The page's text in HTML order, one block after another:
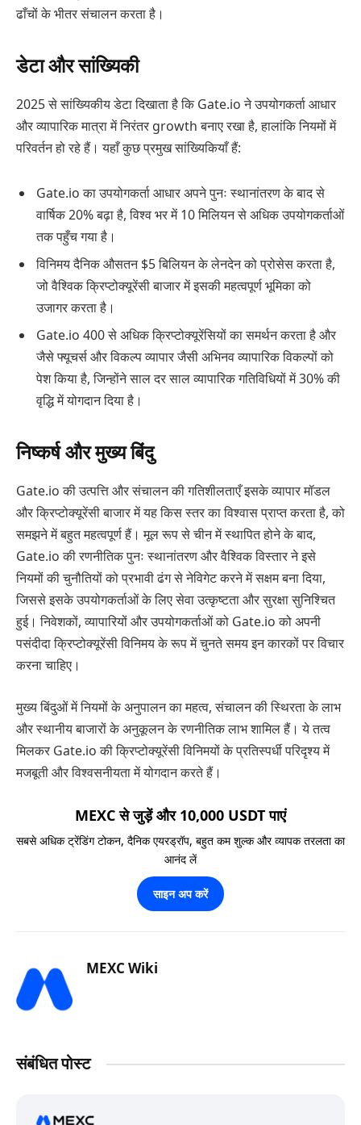
ढाँचों के भीतर संचालन करता है।
डेटा और सांख्यिकी
2025 से सांख्यिकीय डेटा दिखाता है कि Gate.io ने उपयोगकर्ता आधार
और व्यापारिक मात्रा में निरंतर growth बनाए रखा है, हालांकि नियमों में
परिवर्तन हो रहे हैं। यहाँ कुछ प्रमुख सांख्यिकियाँ हैं:
Gate.io का उपयोगकर्ता आधार अपने पुनः स्थानांतरण के बाद से
वार्षिक 20% बढ़ा है, विश्व भर में 10 मिलियन से अधिक उपयोगकर्ताओं
तक पहुँच गया है।
विनिमय दैनिक औसतन $5 बिलियन के लेनदेन को प्रोसेस करता है,
जो वैश्विक क्रिप्टोक्यूरेंसी बाजार में इसकी महत्वपूर्ण भूमिका को
उजागर करता है।
Gate.io 400 से अधिक क्रिप्टोक्यूरेंसियों का समर्थन करता है और
जैसे फ्यूचर्स और विकल्प व्यापार जैसी अभिनव व्यापारिक विकल्पों को
पेश किया है, जिन्होंने साल दर साल व्यापारिक गतिविधियों में 30% की
वृद्धि में योगदान दिया है।
निष्कर्ष और मुख्य बिंदु
Gate.io की उत्पत्ति और संचालन की गतिशीलताएँ इसके व्यापार मॉडल
और क्रिप्टोक्यूरेंसी बाजार में यह किस स्तर का विश्वास प्राप्त करता है, को
समझने में बहुत महत्वपूर्ण हैं। मूल रूप से चीन में स्थापित होने के बाद,
Gate.io की रणनीतिक पुनः स्थानांतरण और वैश्विक विस्तार ने इसे
नियमों की चुनौतियों को प्रभावी ढंग से नेविगेट करने में सक्षम बना दिया,
जिससे इसके उपयोगकर्ताओं के लिए सेवा उत्कृष्टता और सुरक्षा सुनिश्चित
हुई। निवेशकों, व्यापारियों और उपयोगकर्ताओं को Gate.io को अपनी
पसंदीदा क्रिप्टोक्यूरेंसी विनिमय के रूप में चुनते समय इन कारकों पर विचार
करना चाहिए।
मुख्य बिंदुओं में नियमों के अनुपालन का महत्व, संचालन की स्थिरता के लाभ
और स्थानीय बाजारों के अनुकूलन के रणनीतिक लाभ शामिल हैं। ये तत्व
मिलकर Gate.io की क्रिप्टोक्यूरेंसी विनिमयों के प्रतिस्पर्धी परिदृश्य में
मजबूती और विश्वसनीयता में योगदान करते हैं।
MEXC से जुड़ें और 10,000 USDT पाएं
सबसे अधिक ट्रेंडिंग टोकन, दैनिक एयरड्रॉप, बहुत कम शुल्क और व्यापक तरलता का
आनंद लें
साइन अप करें
MEXC Wiki
संबंधित पोस्ट